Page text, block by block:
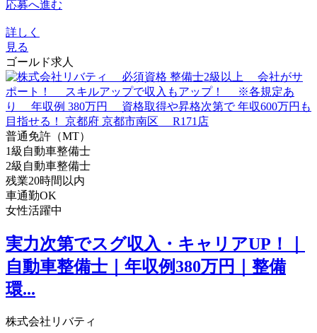
応募へ進む
詳しく
見る
ゴールド求人
普通免許（MT）
1級自動車整備士
2級自動車整備士
残業20時間以内
車通勤OK
女性活躍中
実力次第でスグ収入・キャリアUP！｜
自動車整備士｜年収例380万円｜整備
環...
株式会社リバティ